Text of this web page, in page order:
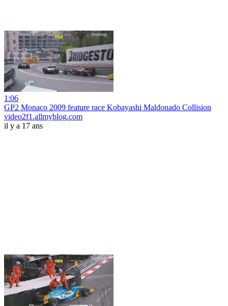
1:06
GP2 Monaco 2009 feature race Kobayashi Maldonado Collision
video2f1.allmyblog.com
il y a 17 ans